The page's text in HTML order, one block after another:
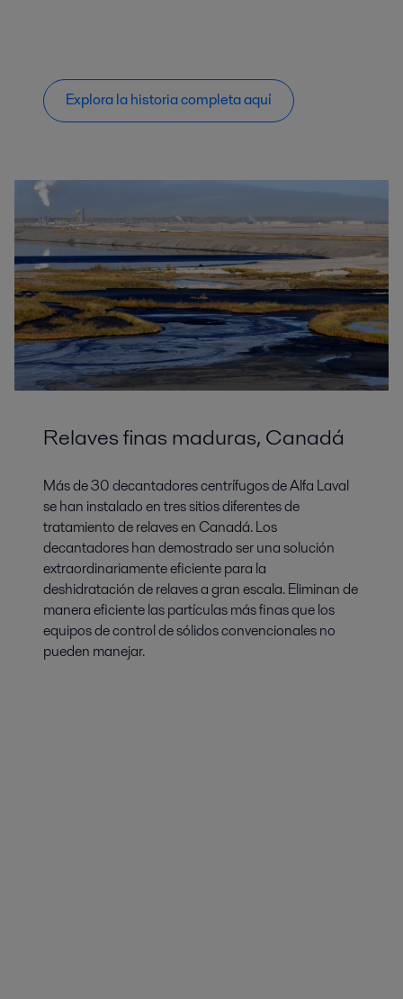
Explora la historia completa aquí
Relaves finas maduras, Canadá
Más de 30 decantadores centrífugos de Alfa Laval
se han instalado en tres sitios diferentes de
tratamiento de relaves en Canadá. Los
decantadores han demostrado ser una solución
extraordinariamente eficiente para la
deshidratación de relaves a gran escala. Eliminan de
manera eficiente las partículas más finas que los
equipos de control de sólidos convencionales no
pueden manejar.